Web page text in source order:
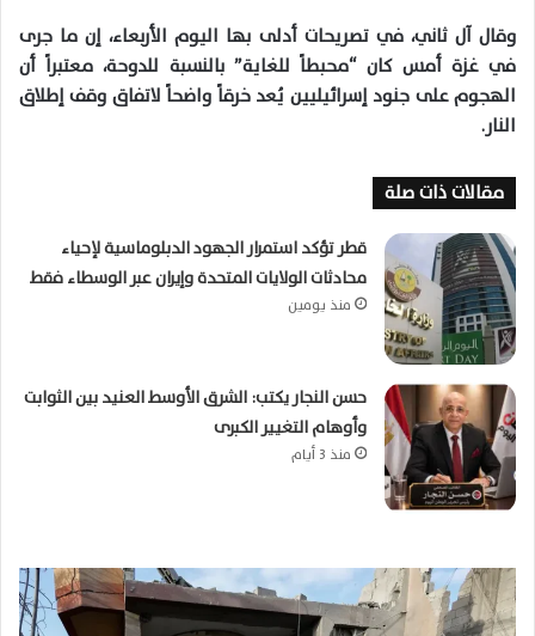
وقال آل ثاني، في تصريحات أدلى بها اليوم الأربعاء، إن ما جرى
في غزة أمس كان “محبطاً للغاية” بالنسبة للدوحة، معتبراً أن
الهجوم على جنود إسرائيليين يُعد خرقاً واضحاً لاتفاق وقف إطلاق
النار.
مقالات ذات صلة
قطر تؤكد استمرار الجهود الدبلوماسية لإحياء
محادثات الولايات المتحدة وإيران عبر الوسطاء فقط
منذ يومين
حسن النجار يكتب: الشرق الأوسط العنيد بين الثوابت
وأوهام التغيير الكبرى
منذ 3 أيام